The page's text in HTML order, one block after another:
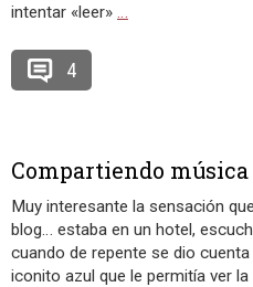
intentar «leer» …
4
Compartiendo música
Muy interesante la sensación
blog… estaba en un hotel,
cuando de repente se dio
iconito azul que le permitía ver